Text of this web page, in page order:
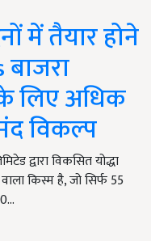
में तैयार होने
के लिए अधिक
विकल्प
द्वारा विकसित योद्धा
किस्म है, जो सिर्फ 55